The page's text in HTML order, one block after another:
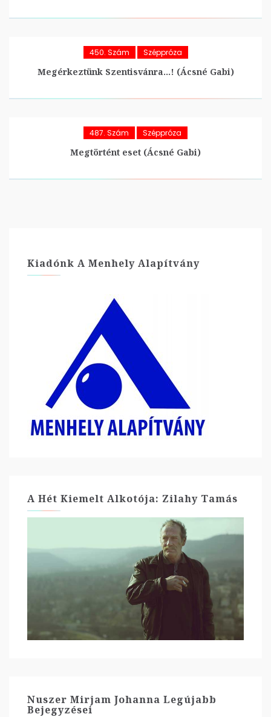
450. Szám Széppróza
Megérkeztünk Szentisvánra…! (Ácsné Gabi)
487. Szám Széppróza
Megtörtént eset (Ácsné Gabi)
Kiadónk A Menhely Alapítvány
A Hét Kiemelt Alkotója: Zilahy Tamás
Nuszer Mirjam Johanna Legújabb
Bejegyzései